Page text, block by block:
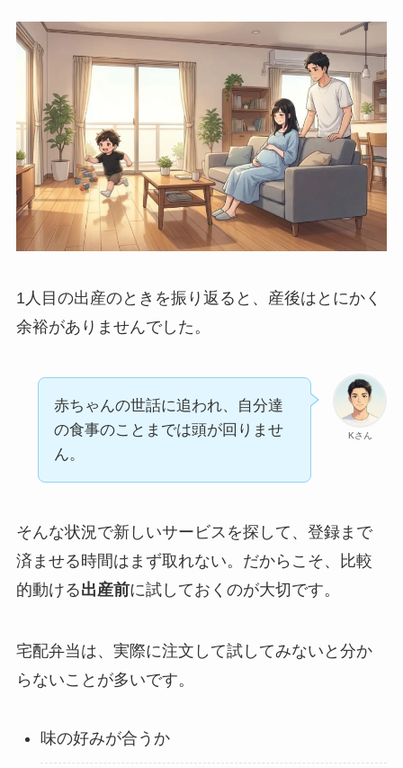
1人目の出産のときを振り返ると、産後はとにかく
余裕がありませんでした。
Kさん
赤ちゃんの世話に追われ、自分達
の食事のことまでは頭が回りませ
ん。
そんな状況で新しいサービスを探して、登録まで
済ませる時間はまず取れない。だからこそ、比較
的動ける出産前に試しておくのが大切です。
宅配弁当は、実際に注文して試してみないと分か
らないことが多いです。
味の好みが合うか